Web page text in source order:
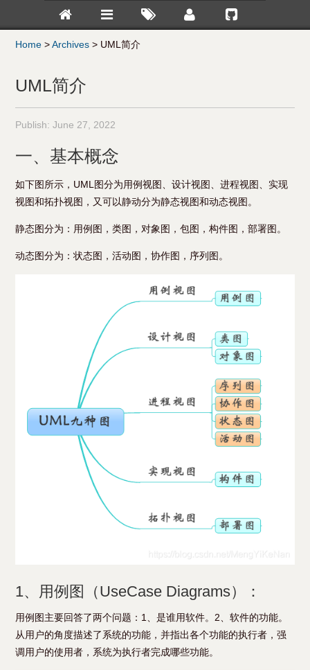
Home >Archives > UML简介
UML简介
Publish:June 27, 2022
一、基本概念
如下图所示，UML图分为用例视图、设计视图、进程视图、实现
视图和拓扑视图，又可以静动分为静态视图和动态视图。
静态图分为：用例图，类图，对象图，包图，构件图，部署图。
动态图分为：状态图，活动图，协作图，序列图。
1、用例图（UseCase Diagrams）：
用例图主要回答了两个问题：1、是谁用软件。2、软件的功能。
从用户的角度描述了系统的功能，并指出各个功能的执行者，强
调用户的使用者，系统为执行者完成哪些功能。